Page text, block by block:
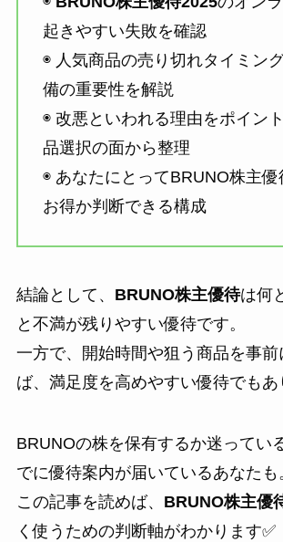
起きやすい失敗を確認
◉ 人気商品の売り切れタイミン
備の重要性を解説
◉ 改悪といわれる理由をポイン
品選択の面から整理
◉ あなたにとってBRUNO株主優
お得か判断できる構成
結論として、 BRUNO株主優待は何
と不満が残りやすい優待です。
一方で、開始時間や狙う商品を事前
ば、満足度を高めやすい優待でもあ
BRUNOの株を保有するか迷ってい
でに優待案内が届いているあなたも
この記事を読めば、 BRUNO株主優
く使うための判断軸がわかります✅